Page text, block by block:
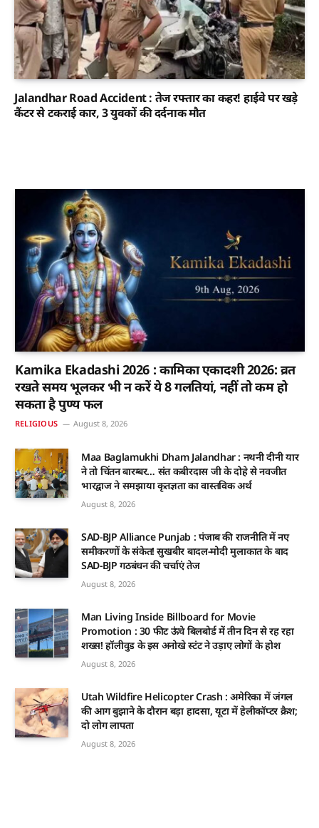
Jalandhar Road Accident : तेज रफ्तार का कहर! हाईवे पर खड़े
कैंटर से टकराई कार, 3 युवकों की दर्दनाक मौत
Kamika Ekadashi 2026 : कामिका एकादशी 2026: व्रत
रखते समय भूलकर भी न करें ये 8 गलतियां, नहीं तो कम हो
सकता है पुण्य फल
RELIGIOUS August 8, 2026
Maa Baglamukhi Dham Jalandhar : नथनी दीनी यार
ने तो चिंतन बारम्बर… संत कबीरदास जी के दोहे से नवजीत
भारद्वाज ने समझाया कृतज्ञता का वास्तविक अर्थ
August 8, 2026
SAD-BJP Alliance Punjab : पंजाब की राजनीति में नए
समीकरणों के संकेत! सुखबीर बादल-मोदी मुलाकात के बाद
SAD-BJP गठबंधन की चर्चाएं तेज
August 8, 2026
Man Living Inside Billboard for Movie
Promotion : 30 फीट ऊंचे बिलबोर्ड में तीन दिन से रह रहा
शख्स! हॉलीवुड के इस अनोखे स्टंट ने उड़ाए लोगों के होश
August 8, 2026
Utah Wildfire Helicopter Crash : अमेरिका में जंगल
की आग बुझाने के दौरान बड़ा हादसा, यूटा में हेलीकॉप्टर क्रैश;
दो लोग लापता
August 8, 2026